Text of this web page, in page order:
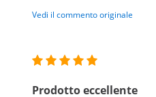
Vedi il commento originale
Prodotto eccellente